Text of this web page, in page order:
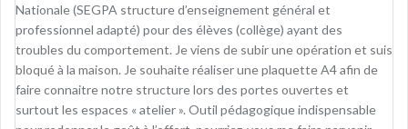
Nationale (SEGPA structure d’enseignement général et
professionnel adapté) pour des élèves (collège) ayant des
troubles du comportement. Je viens de subir une opération et suis
bloqué à la maison. Je souhaite réaliser une plaquette A4 afin de
faire connaitre notre structure lors des portes ouvertes et
surtout les espaces « atelier ». Outil pédagogique indispensable